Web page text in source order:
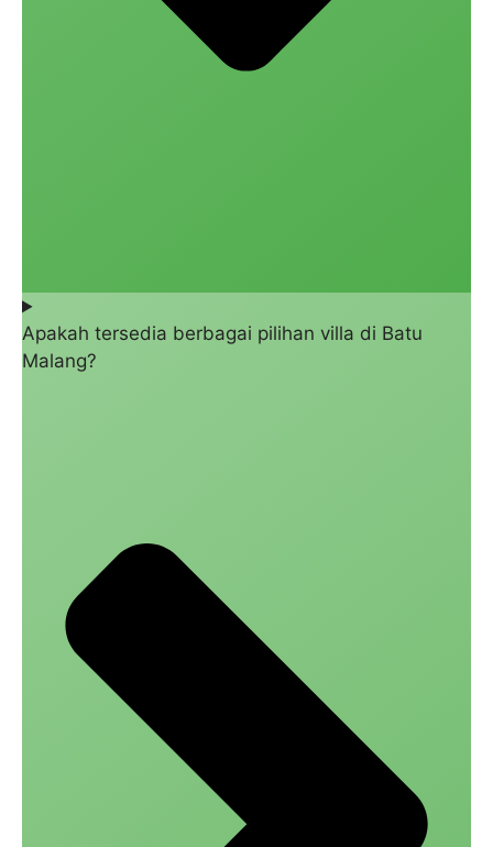
Apakah tersedia berbagai pilihan villa di Batu
Malang?